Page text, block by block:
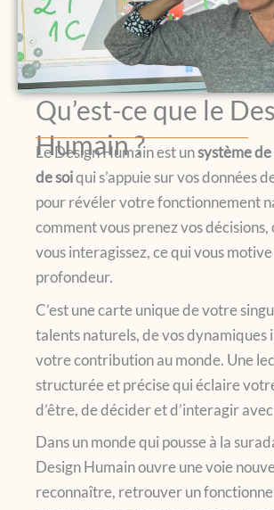
Qu’est-ce que le
Humain ?
Le Design Humain est unsystème
de soiqui s’appuie sur vos données
pour révéler votre fonctionnement
comment vous prenez vos
vous interagissez, ce qui vous
profondeur.
C’est une carte unique de votre
talents naturels, de vos dynamiques
votre contribution au monde. Une
structurée et précise qui éclaire
d’être, de décider et d’interagir
Dans un monde qui pousse à la
Design Humain ouvre une voie
reconnaître, retrouver un